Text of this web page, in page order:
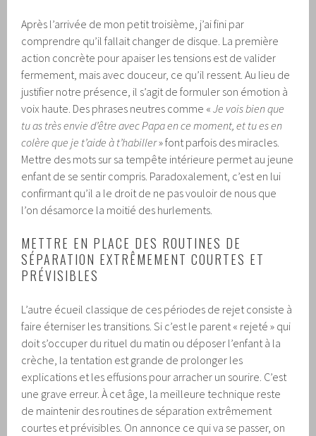
Après l’arrivée de mon petit troisième, j’ai fini par
comprendre qu’il fallait changer de disque. La première
action concrète pour apaiser les tensions est de valider
fermement, mais avec douceur, ce qu’il ressent. Au lieu de
justifier notre présence, il s’agit de formuler son émotion à
voix haute. Des phrases neutres comme «Je vois bien que
tu as très envie d’être avec Papa en ce moment, et tu es en
colère que je t’aide à t’habiller» font parfois des miracles.
Mettre des mots sur sa tempête intérieure permet au jeune
enfant de se sentir compris. Paradoxalement, c’est en lui
confirmant qu’il a le droit de ne pas vouloir de nous que
l’on désamorce la moitié des hurlements.
METTRE EN PLACE DES ROUTINES DE
SÉPARATION EXTRÊMEMENT COURTES ET
PRÉVISIBLES
L’autre écueil classique de ces périodes de rejet consiste à
faire éterniser les transitions. Si c’est le parent « rejeté » qui
doit s’occuper du rituel du matin ou déposer l’enfant à la
crèche, la tentation est grande de prolonger les
explications et les effusions pour arracher un sourire. C’est
une grave erreur. À cet âge, la meilleure technique reste
de maintenir des routines de séparation extrêmement
courtes et prévisibles. On annonce ce qui va se passer, on